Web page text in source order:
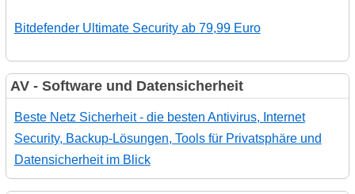
Bitdefender Ultimate Security ab 79,99 Euro
AV - Software und Datensicherheit
Beste Netz Sicherheit - die besten Antivirus, Internet
Security, Backup-Lösungen, Tools für Privatsphäre und
Datensicherheit im Blick